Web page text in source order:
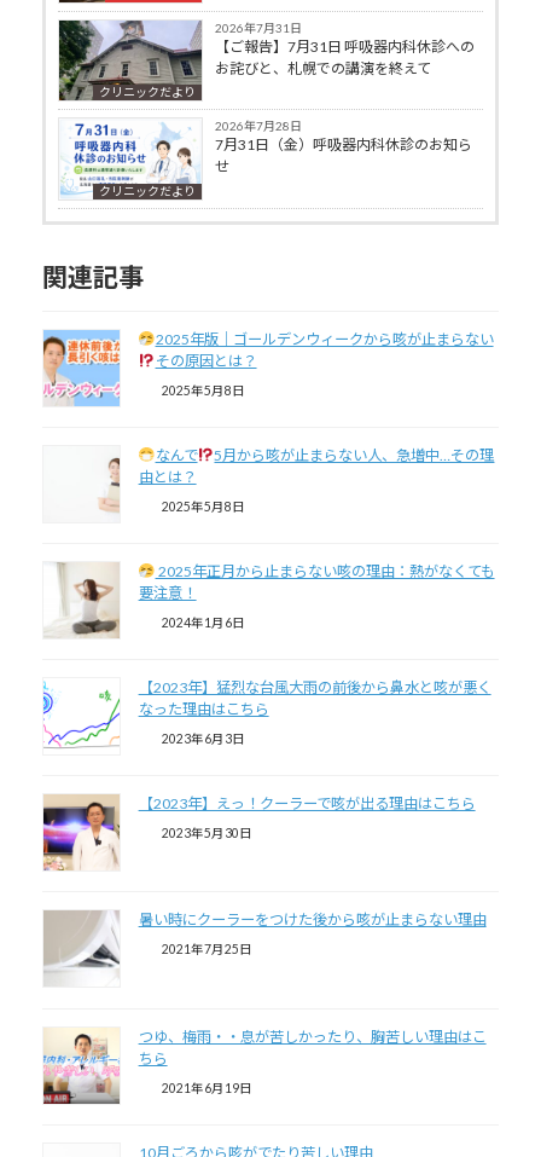
クリニックだより
2026年7月31日
【ご報告】7月31日 呼吸器内科休診への
お詫びと、札幌での講演を終えて
クリニックだより
2026年7月28日
7月31日（金）呼吸器内科休診のお知ら
せ
関連記事
2025年版｜ゴールデンウィークから咳が止まらない
その原因とは？
2025年5月8日
なんで
5月から咳が止まらない人、急増中…その理
由とは？
2025年5月8日
2025年正月から止まらない咳の理由：熱がなくても
要注意！
2024年1月6日
【2023年】猛烈な台風大雨の前後から鼻水と咳が悪く
なった理由はこちら
2023年6月3日
【2023年】えっ！クーラーで咳が出る理由はこちら
2023年5月30日
暑い時にクーラーをつけた後から咳が止まらない理由
2021年7月25日
つゆ、梅雨・・息が苦しかったり、胸苦しい理由はこ
ちら
2021年6月19日
10月ごろから咳がでたり苦しい理由